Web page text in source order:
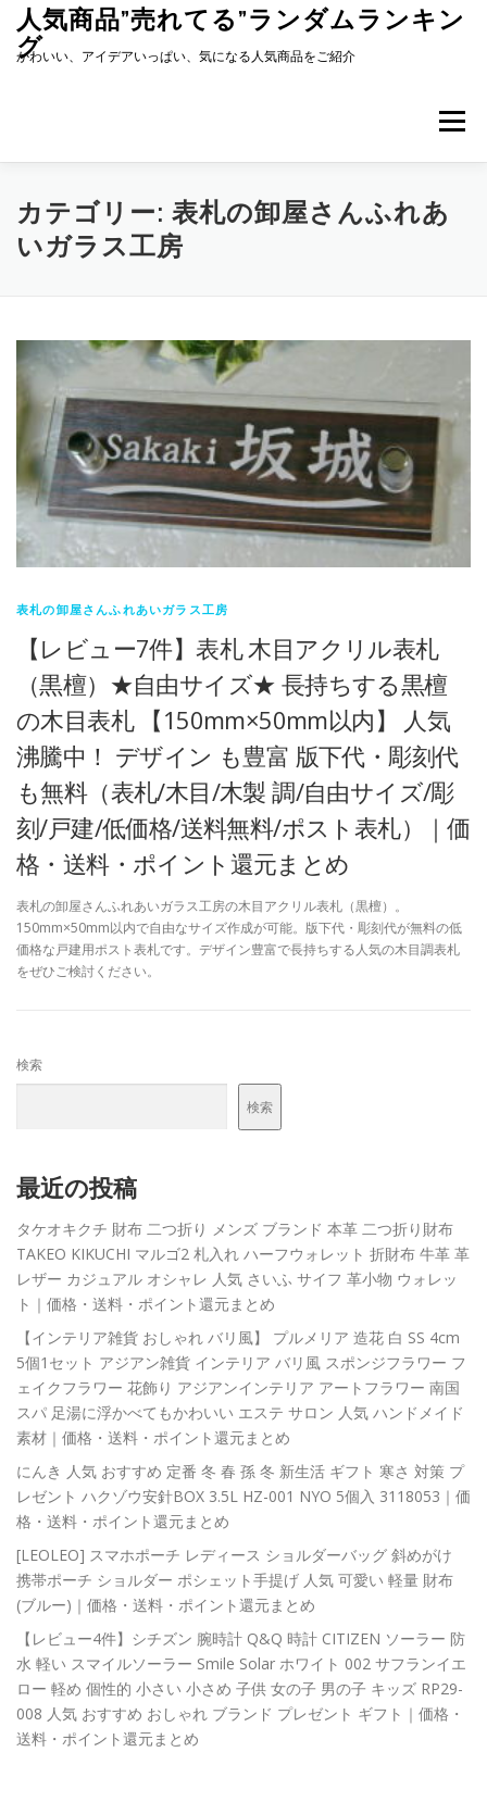
キ
人気商品”売れてる”ランダムランキン
グ
かわいい、アイデアいっぱい、気になる人気商品をご紹介
メニュー
カテゴリー: 表札の卸屋さんふれあ
いガラス工房
表札の卸屋さんふれあいガラス工房
【レビュー7件】表札 木目アクリル表札
（黒檀）★自由サイズ★ 長持ちする黒檀
の木目表札 【150mm×50mm以内】 人気
沸騰中！ デザイン も豊富 版下代・彫刻代
も無料（表札/木目/木製 調/自由サイズ/彫
刻/戸建/低価格/送料無料/ポスト表札）｜価
格・送料・ポイント還元まとめ
表札の卸屋さんふれあいガラス工房の木目アクリル表札（黒檀）。
150mm×50mm以内で自由なサイズ作成が可能。版下代・彫刻代が無料の低
価格な戸建用ポスト表札です。デザイン豊富で長持ちする人気の木目調表札
をぜひご検討ください。
検索
検索
最近の投稿
タケオキクチ 財布 二つ折り メンズ ブランド 本革 二つ折り財布
TAKEO KIKUCHI マルゴ2 札入れ ハーフウォレット 折財布 牛革 革
レザー カジュアル オシャレ 人気 さいふ サイフ 革小物 ウォレッ
ト｜価格・送料・ポイント還元まとめ
【インテリア雑貨 おしゃれ バリ風】 プルメリア 造花 白 SS 4cm
5個1セット アジアン雑貨 インテリア バリ風 スポンジフラワー フ
ェイクフラワー 花飾り アジアンインテリア アートフラワー 南国
スパ 足湯に浮かべてもかわいい エステ サロン 人気 ハンドメイド
素材｜価格・送料・ポイント還元まとめ
にんき 人気 おすすめ 定番 冬 春 孫 冬 新生活 ギフト 寒さ 対策 プ
レゼント ハクゾウ安針BOX 3.5L HZ-001 NYO 5個入 3118053｜価
格・送料・ポイント還元まとめ
[LEOLEO] スマホポーチ レディース ショルダーバッグ 斜めがけ
携帯ポーチ ショルダー ポシェット手提げ 人気 可愛い 軽量 財布
(ブルー)｜価格・送料・ポイント還元まとめ
【レビュー4件】シチズン 腕時計 Q&Q 時計 CITIZEN ソーラー 防
水 軽い スマイルソーラー Smile Solar ホワイト 002 サフランイエ
ロー 軽め 個性的 小さい 小さめ 子供 女の子 男の子 キッズ RP29-
008 人気 おすすめ おしゃれ ブランド プレゼント ギフト｜価格・
送料・ポイント還元まとめ